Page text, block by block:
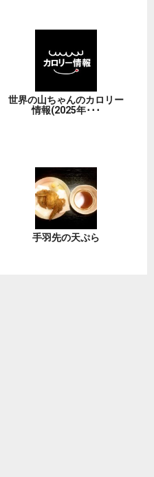
世界の山ちゃんのカロリー
情報(2025年･･･
手羽先の天ぷら